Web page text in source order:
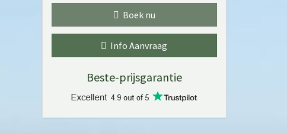
Boek nu
Info Aanvraag
Beste-prijsgarantie